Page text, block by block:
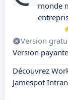
monde
Version
Version
Découvrez
Jamespot